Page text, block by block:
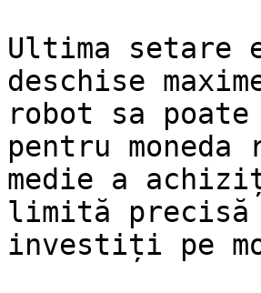
Ultima setare
deschise
robot sa
pentru
medie a
limită
investiți pe